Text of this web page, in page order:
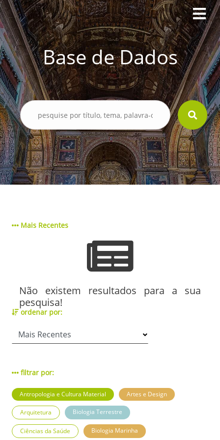
Base de Dados
Mais Recentes
Não existem resultados para a sua
pesquisa!
ordenar por:
filtrar por:
Antropologia e Cultura Material Artes e Design
Arquitetura Biologia Terrestre
Ciências da Saúde Biologia Marinha